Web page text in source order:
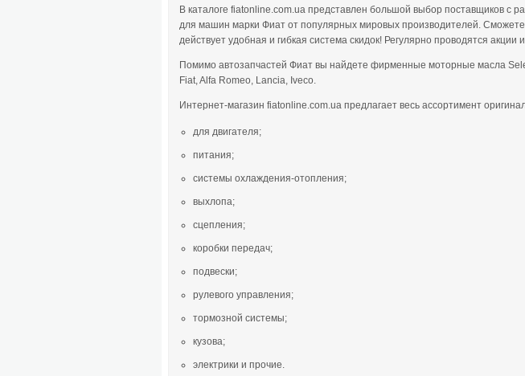
В каталоге fiatonline.com.ua представлен большой выбор поставщиков с
для машин марки Фиат от популярных мировых производителей.
действует удобная и гибкая система скидок! Регулярно проводятся акции
Помимо автозапчастей Фиат вы найдете фирменные моторные масла
Fiat, Alfa Romeo, Lancia, Iveco.
Интернет-магазин fiatonline.com.ua предлагает весь ассортимент
для двигателя;
питания;
системы охлаждения-отопления;
выхлопа;
сцепления;
коробки передач;
подвески;
рулевого управления;
тормозной системы;
кузова;
электрики и прочие.